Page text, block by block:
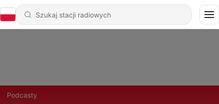
Podcasty